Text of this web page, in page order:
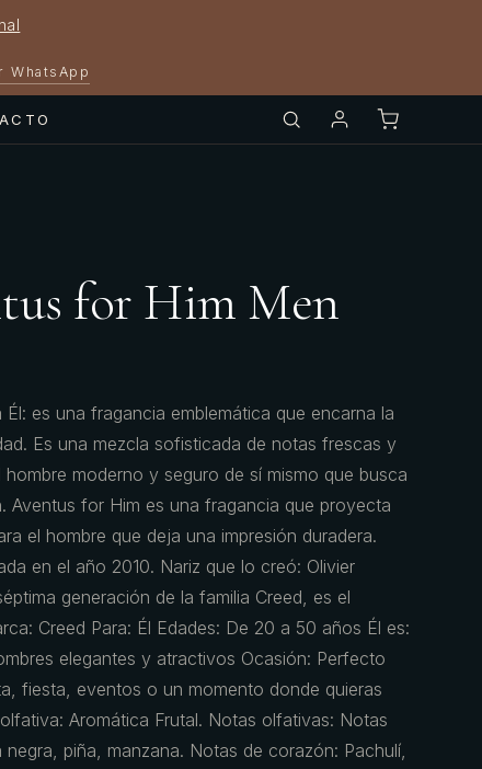
WhatsApp
for Him Men
Él: es una fragancia emblemática que encarna la
Es una mezcla sofisticada de notas frescas y
hombre moderno y seguro de sí mismo que busca
Aventus for Him es una fragancia que proyecta
el hombre que deja una impresión duradera.
en el año 2010. Nariz que lo creó: Olivier
generación de la familia Creed, es el
Creed Para: Él Edades: De 20 a 50 años Él es:
elegantes y atractivos Ocasión: Perfecto
fiesta, eventos o un momento donde quieras
Aromática Frutal. Notas olfativas: Notas
piña, manzana. Notas de corazón: Pachulí,